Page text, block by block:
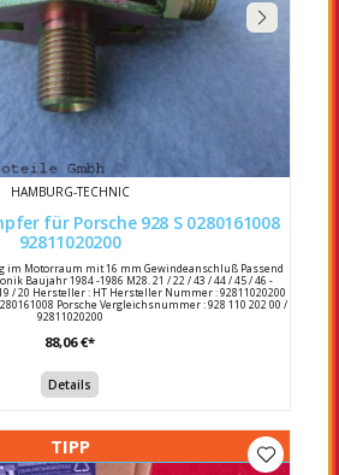
HAMBURG-TECHNIC
92811020200
im Motorraum mit 16 mm Gewindeanschluß Passend
Baujahr 1984 -1986 M28. 21 / 22 / 43 / 44 / 45 / 46 -
/ 20 Hersteller : HT Hersteller Nummer : 92811020200
Porsche Vergleichsnummer : 928 110 202 00 /
92811020200
88,06 €*
Details
TIPP